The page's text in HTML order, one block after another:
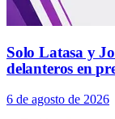
Solo Latasa y
delanteros en
6 de agosto de 2026